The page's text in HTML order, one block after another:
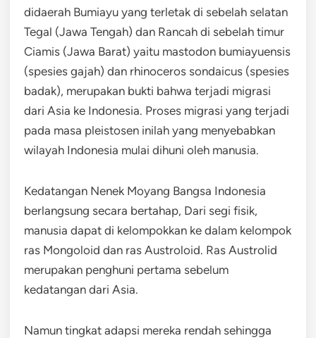
didaerah Bumiayu yang terletak di sebelah selatan
Tegal (Jawa Tengah) dan Rancah di sebelah timur
Ciamis (Jawa Barat) yaitu mastodon bumiayuensis
(spesies gajah) dan rhinoceros sondaicus (spesies
badak), merupakan bukti bahwa terjadi migrasi
dari Asia ke Indonesia. Proses migrasi yang terjadi
pada masa pleistosen inilah yang menyebabkan
wilayah Indonesia mulai dihuni oleh manusia.
Kedatangan Nenek Moyang Bangsa Indonesia
berlangsung secara bertahap, Dari segi fisik,
manusia dapat di kelompokkan ke dalam kelompok
ras Mongoloid dan ras Austroloid. Ras Austrolid
merupakan penghuni pertama sebelum
kedatangan dari Asia.
Namun tingkat adapsi mereka rendah sehingga